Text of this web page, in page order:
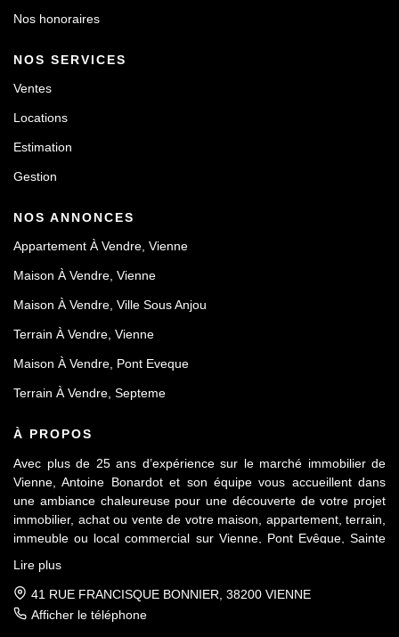
Nos honoraires
NOS SERVICES
Ventes
Locations
Estimation
Gestion
NOS ANNONCES
Appartement À Vendre, Vienne
Maison À Vendre, Vienne
Maison À Vendre, Ville Sous Anjou
Terrain À Vendre, Vienne
Maison À Vendre, Pont Eveque
Terrain À Vendre, Septeme
À PROPOS
Avec plus de 25 ans d’expérience sur le marché immobilier de
Vienne, Antoine Bonardot et son équipe vous accueillent dans
une ambiance chaleureuse pour une découverte de votre projet
immobilier, achat ou vente de votre maison, appartement, terrain,
immeuble ou local commercial sur Vienne, Pont Evêque, Sainte
respect déontologique de notre profession, notre équipe vous
accompagne de A à Z, dans la confiance mutuelle, pour une
parfaite réussite de votre projet.
Lire plus
41 RUE FRANCISQUE BONNIER, 38200 VIENNE
Afficher le téléphone